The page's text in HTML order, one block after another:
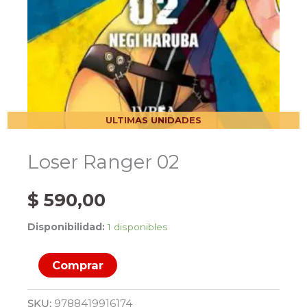
ULTIMAS UNIDADES
Loser Ranger 02
$ 590,00
Disponibilidad: 1 disponibles
Loser
Ranger
02
Comprar
SKU: 9788419916174